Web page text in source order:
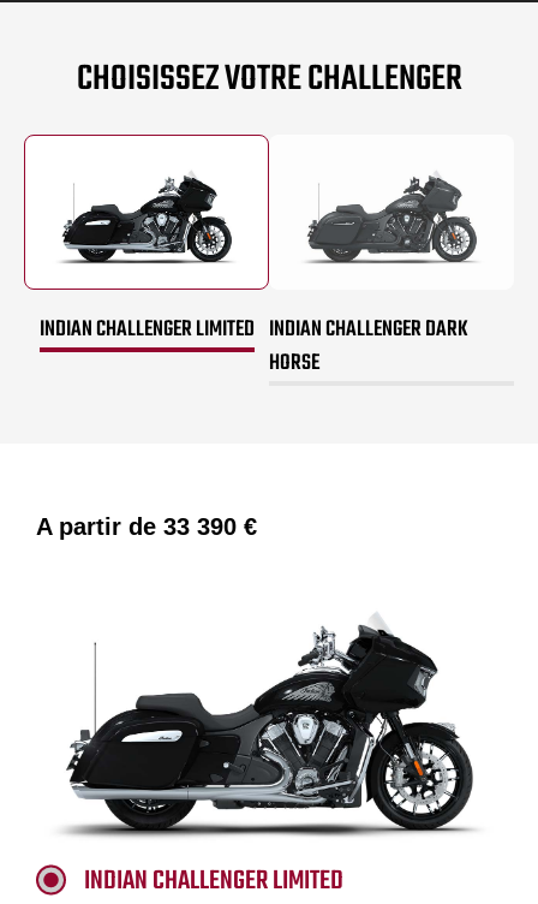
CHOISISSEZ VOTRE CHALLENGER
INDIAN CHALLENGER LIMITED INDIAN CHALLENGER DARK
HORSE
A partir de 33 390 €
INDIAN CHALLENGER LIMITED